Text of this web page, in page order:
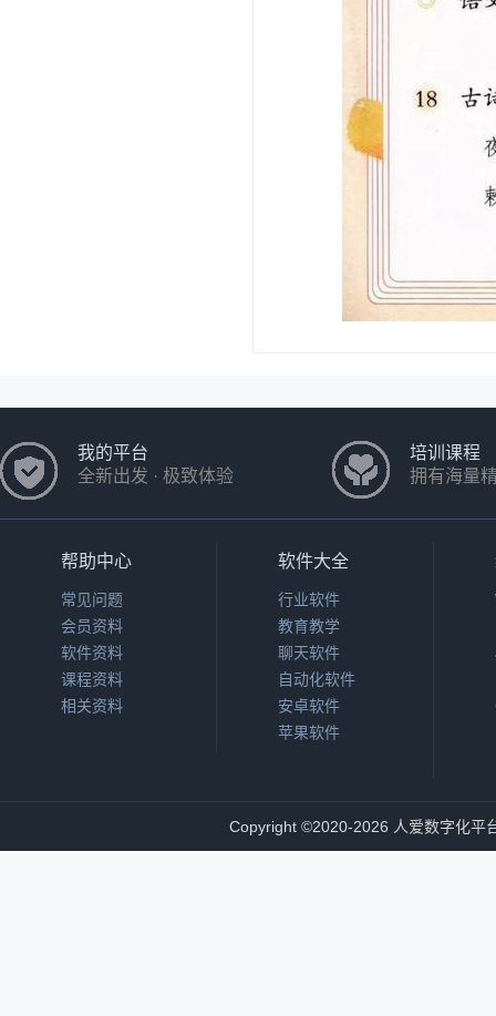
我的平台
全新出发 · 极致体验
培训课程
拥有海量
帮助中心
常见问题
会员资料
软件资料
课程资料
相关资料
软件大全
行业软件
教育教学
聊天软件
自动化软件
安卓软件
苹果软件
Copyright ©2020-2026 人爱数字化平